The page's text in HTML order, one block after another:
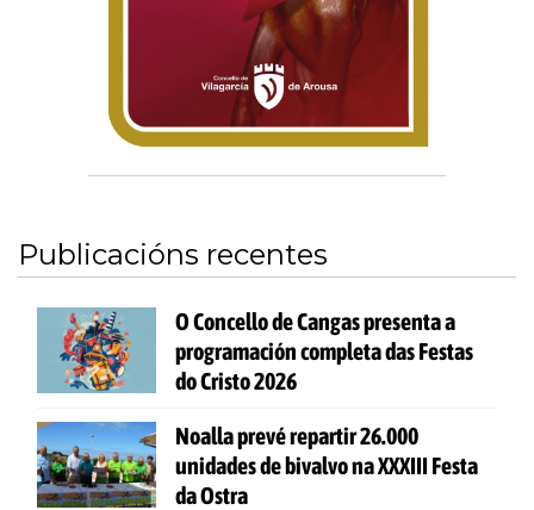
Publicacións recentes
O Concello de Cangas presenta a
programación completa das Festas
do Cristo 2026
Noalla prevé repartir 26.000
unidades de bivalvo na XXXIII Festa
da Ostra